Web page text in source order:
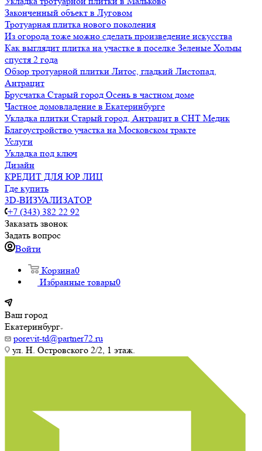
Законченный объект в Луговом
Тротуарная плитка нового поколения
Из огорода тоже можно сделать произведение искусства
Как выглядит плитка на участке в поселке Зеленые Холмы
спустя 2 года
Обзор тротуарной плитки Литос, гладкий Листопад,
Антрацит
Брусчатка Старый город Осень в частном доме
Частное домовладение в Екатеринбурге
Укладка плитки Старый город, Антрацит в СНТ Медик
Благоустройство участка на Московском тракте
Услуги
Укладка под ключ
Дизайн
КРЕДИТ ДЛЯ ЮР ЛИЦ
Где купить
3D-ВИЗУАЛИЗАТОР
+7 (343) 382 22 92
Заказать звонок
Задать вопрос
Войти
Корзина0
Избранные товары0
Ваш город
Екатеринбург
porevit-td@partner72.ru
ул. Н. Островского 2/2, 1 этаж.